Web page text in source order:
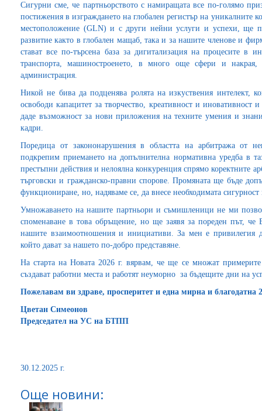
Сигурни сме, че партньорството с намиращата все по-голямо
постижения в изграждането на глобален регистър на уникалните
местоположение (GLN) и с други нейни услуги и успехи, ще
развитие както в глобален мащаб, така и за нашите членове и
стават все по-търсена база за дигитализация на процесите в
транспорта, машиностроенето, в много още сфери и
администрация.
Никой не бива да подценява ролята на изкуствения интелект,
освободи капацитет за творчество, креативност и иновативност
даде възможност за нови приложения на техните умения и
кадри.
Поредица от закононарушения в областта на арбитража от
подкрепим приемането на допълнителна нормативна уредба в
престъпни действия и нелоялна конкуренция спрямо коректните
търговски и гражданско-правни спорове. Промяната ще бъде
функциониране, но, надяваме се, да внесе необходимата сигурност
Умножаването на нашите партньори и съмишленици не ми
споменаване в това обръщение, но ще заявя за пореден път,
нашите взаимоотношения и инициативи. За мен е привилегия
който дават за нашето по-добро представяне.
На старта на Новата 2026 г. вярвам, че ще се множат
създават работни места и работят неуморно за бъдещите дни на
Пожелавам ви здраве, просперитет и една мирна и благодатна
Цветан Симеонов
Председател на УС на БТПП
30.12.2025 г.
Още новини: